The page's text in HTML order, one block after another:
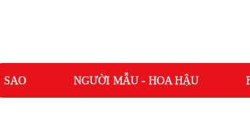
SAO NGƯỜI MẪU - HOA HẬU